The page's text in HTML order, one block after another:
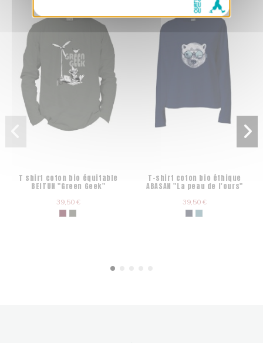
T shirt coton bio équitable
BEITUN "Green Geek"
39,50 €
T-shirt coton bio éthique
ABASAN "La peau de l'ours"
39,50 €